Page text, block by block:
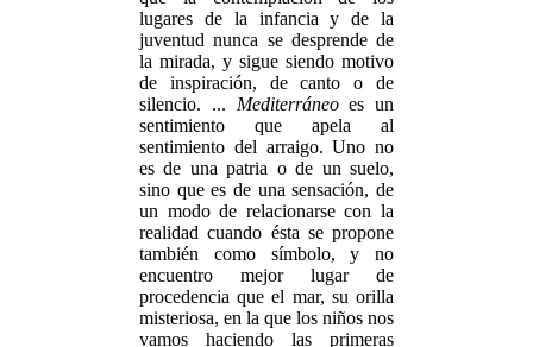
lugares de la infancia y de la
juventud nunca se desprende de
la mirada, y sigue siendo motivo
de inspiración, de canto o de
silencio. ... Mediterráneoes un
sentimiento que apela al
sentimiento del arraigo. Uno no
es de una patria o de un suelo,
sino que es de una sensación, de
un modo de relacionarse con la
realidad cuando ésta se propone
también como símbolo, y no
encuentro mejor lugar de
procedencia que el mar, su orilla
misteriosa, en la que los niños nos
vamos haciendo las primeras